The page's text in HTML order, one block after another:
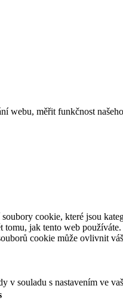
měřit funkčnost
cookie, které jsou
jak tento web
cookie může ovlivnit
v souladu s nastavením ve